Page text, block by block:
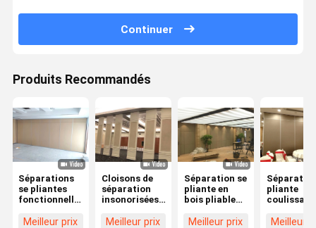
Continuer
Produits Recommandés
Séparations
se pliantes
fonctionnelles
de panneau
Meilleur prix
Cloisons de
séparation
insonorisées
actionnées
Meilleur prix
Séparation se
pliante en
bois pliable
actionnée de
Meilleur prix
pliante
de mur de
Meilleur